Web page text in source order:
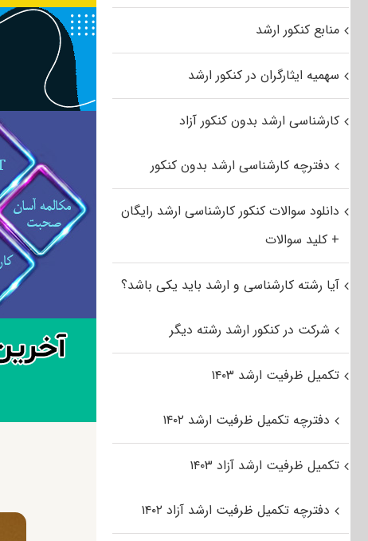
منابع کنکور ارشد
سهمیه ایثارگران در کنکور ارشد
کارشناسی ارشد بدون کنکور آزاد
دفترچه کارشناسی ارشد بدون کنکور
دانلود سوالات کنکور کارشناسی ارشد رایگان
+ کلید سوالات
آیا رشته کارشناسی و ارشد باید یکی باشد؟
شرکت در کنکور ارشد رشته دیگر
تکمیل ظرفیت ارشد ۱۴۰۳
دفترچه تکمیل ظرفیت ارشد ۱۴۰۲
تکمیل ظرفیت ارشد آزاد ۱۴۰۳
دفترچه تکمیل ظرفیت ارشد آزاد ۱۴۰۲